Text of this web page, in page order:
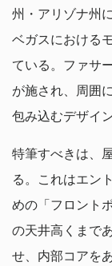
州・アリゾナ州
ベガスにおける
ている。ファサ
が施され、周囲
包み込むデザイ
特筆すべきは、
る。これはエン
めの「フロント
の天井高くまで
せ、内部コアを